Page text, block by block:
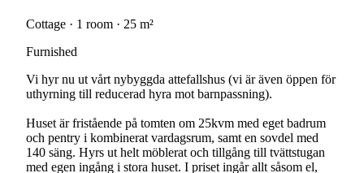
Cottage · 1 room · 25 m²
Furnished
Vi hyr nu ut vårt nybyggda attefallshus (vi är även öppen för
uthyrning till reducerad hyra mot barnpassning).
Huset är fristående på tomten om 25kvm med eget badrum
och pentry i kombinerat vardagsrum, samt en sovdel med
140 säng. Hyrs ut helt möblerat och tillgång till tvättstugan
med egen ingång i stora huset. I priset ingår allt såsom el,